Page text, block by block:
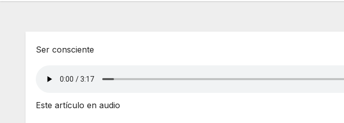
Ser consciente
Este artículo en audio